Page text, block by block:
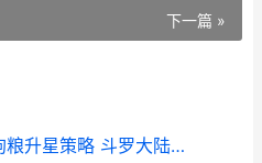
下一篇 »
斗罗大陆武魂觉醒四星狗粮升星策略 斗罗大陆武魂觉醒阵容搭配推荐